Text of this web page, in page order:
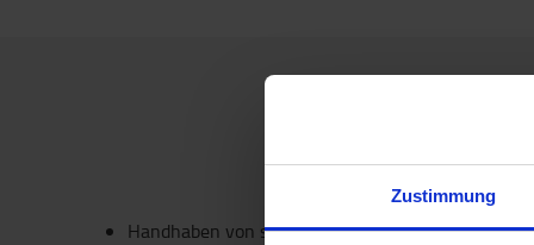
Zustimmung
Handhaben von schweren Lasten